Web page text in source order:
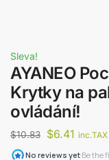
Sleva!
AYANEO
Krytky na
ovládání!
$10.83 $6.41 inc.TAX